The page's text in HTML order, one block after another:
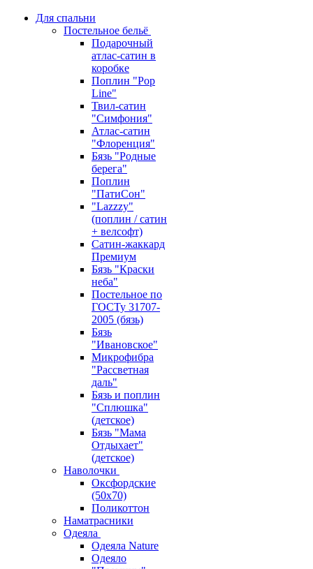
Для спальни
Постельное бельё
Подарочный
атлас-сатин в
коробке
Поплин "Pop
Line"
Твил-сатин
"Симфония"
Атлас-сатин
"Флоренция"
Бязь "Родные
берега"
Поплин
"ПатиСон"
"Lazzzy"
(поплин / сатин
+ велсофт)
Сатин-жаккард
Премиум
Бязь "Краски
неба"
Постельное по
ГОСТу 31707-
2005 (бязь)
Бязь
"Ивановское"
Микрофибра
"Рассветная
даль"
Бязь и поплин
"Сплюшка"
(детское)
Бязь "Мама
Отдыхает"
(детское)
Наволочки
Оксфордские
(50х70)
Поликоттон
Наматрасники
Одеяла
Одеяла Nature
Одеяло